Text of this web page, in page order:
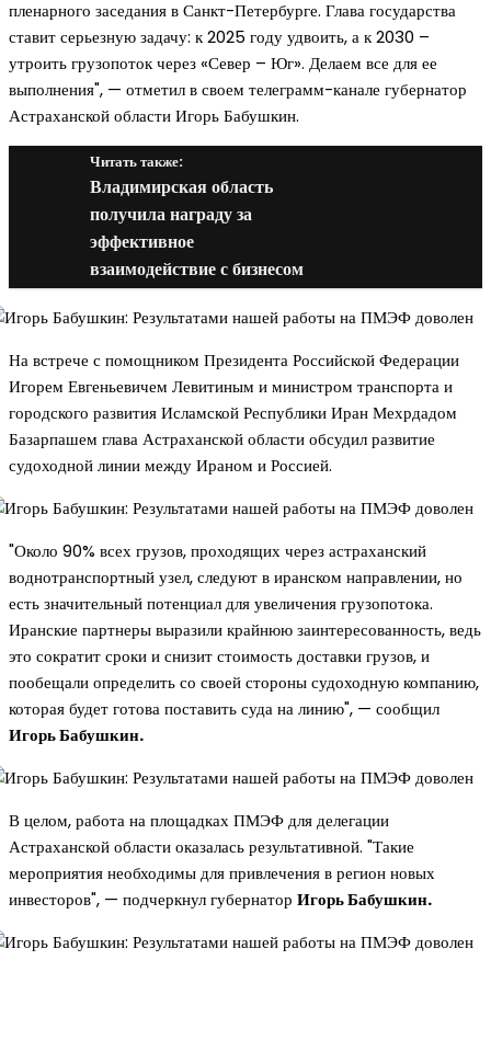
пленарного заседания в Санкт-Петербурге. Глава государства
ставит серьезную задачу: к 2025 году удвоить, а к 2030 –
утроить грузопоток через «Север – Юг». Делаем все для ее
выполнения", — отметил в своем телеграмм-канале губернатор
Астраханской области Игорь Бабушкин.
Читать также:
Владимирская область
получила награду за
эффективное
взаимодействие с бизнесом
На встрече с помощником Президента Российской Федерации
Игорем Евгеньевичем Левитиным и министром транспорта и
городского развития Исламской Республики Иран Мехрдадом
Базарпашем глава Астраханской области обсудил развитие
судоходной линии между Ираном и Россией.
"Около 90% всех грузов, проходящих через астраханский
воднотранспортный узел, следуют в иранском направлении, но
есть значительный потенциал для увеличения грузопотока.
Иранские партнеры выразили крайнюю заинтересованность, ведь
это сократит сроки и снизит стоимость доставки грузов, и
пообещали определить со своей стороны судоходную компанию,
которая будет готова поставить суда на линию", — сообщил
Игорь Бабушкин.
В целом, работа на площадках ПМЭФ для делегации
Астраханской области оказалась результативной. "Такие
мероприятия необходимы для привлечения в регион новых
инвесторов", — подчеркнул губернатор Игорь Бабушкин.